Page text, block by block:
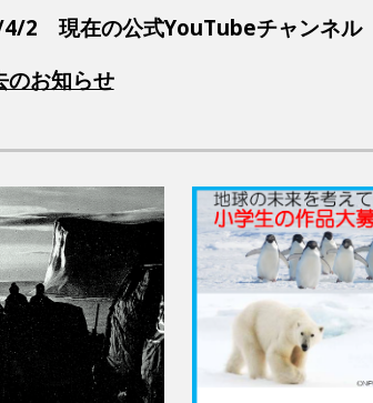
4/2 現在の公式YouTubeチャンネル
のお知らせ